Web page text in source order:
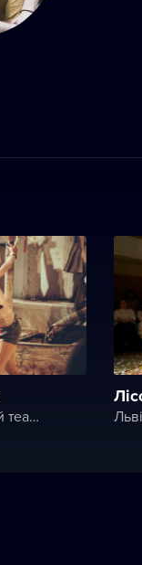
Львівський академічний театр ім. Леся Курбаса